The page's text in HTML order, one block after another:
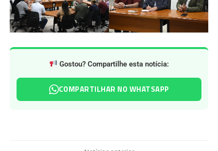
Gostou? Compartilhe esta notícia:
COMPARTILHAR NO WHATSAPP